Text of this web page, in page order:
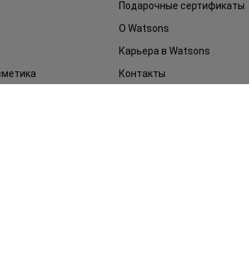
Подарочные сертификаты
О Watsons
Карьера в Watsons
Контакты